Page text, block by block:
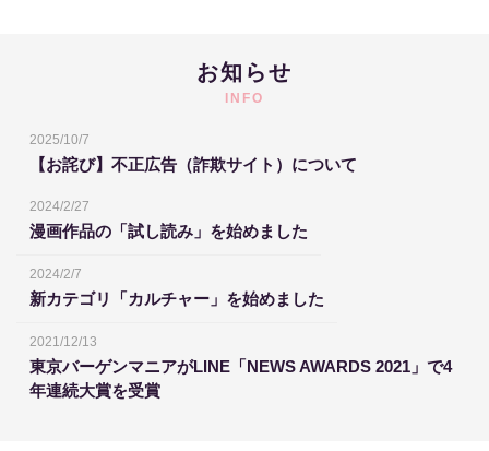
お知らせ
INFO
2025/10/7
【お詫び】不正広告（詐欺サイト）について
2024/2/27
漫画作品の「試し読み」を始めました
2024/2/7
新カテゴリ「カルチャー」を始めました
2021/12/13
東京バーゲンマニアがLINE「NEWS AWARDS 2021」で4
年連続大賞を受賞